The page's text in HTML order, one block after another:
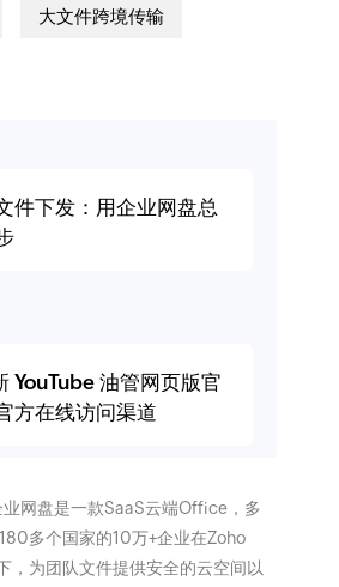
大文件跨境传输
件下发：用企业网盘总
YouTube 油管网页版官
方在线访问渠道
网盘是一款SaaS云端Office，多
多个国家的10万+企业在Zoho
，为团队文件提供安全的云空间以